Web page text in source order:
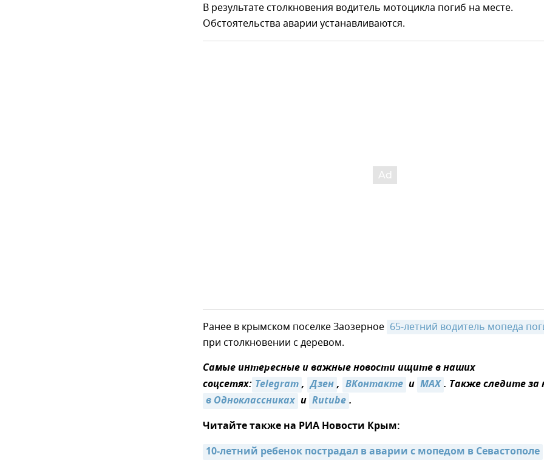
В результате столкновения водитель мотоцикла погиб на месте.
Обстоятельства аварии устанавливаются.
Ранее в крымском поселке Заозерное 65-летний водитель мопеда
при столкновении с деревом.
Самые интересные и важные новости ищите в наших
соцсетях: Telegram, Дзен, ВКонтакте и MAX. Также следите за
в Одноклассниках и Rutube.
Читайте также на РИА Новости Крым:
10-летний ребенок пострадал в аварии с мопедом в Севастополе